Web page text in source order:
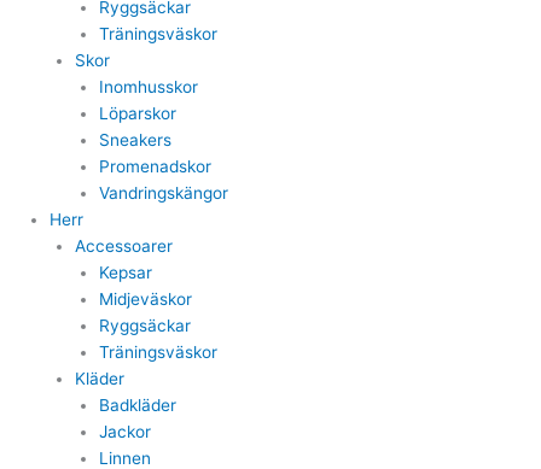
Ryggsäckar
Träningsväskor
Skor
Inomhusskor
Löparskor
Sneakers
Promenadskor
Vandringskängor
Herr
Accessoarer
Kepsar
Midjeväskor
Ryggsäckar
Träningsväskor
Kläder
Badkläder
Jackor
Linnen